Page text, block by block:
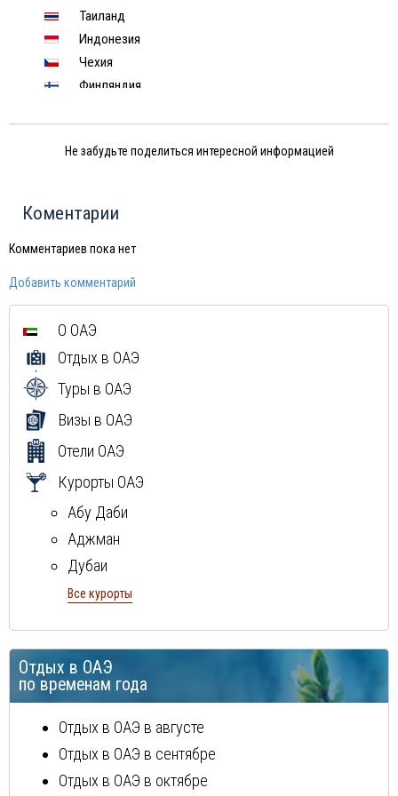
Таиланд
Индонезия
Чехия
Финляндия
Индия
Норвегия
Иордания
Россия
Мексика
Куба
Доминиканская Республика
Маврикий
Не забудьте поделиться интересной информацией
Коментарии
Комментариев пока нет
Добавить комментарий
О ОАЭ
Отдых в ОАЭ
Туры в ОАЭ
Визы в ОАЭ
Отели ОАЭ
Курорты ОАЭ
Абу Даби
Аджман
Дубаи
Рас Аль Хайма
Шарджа
Все курорты
Отдых в ОАЭ
по временам года
Отдых в ОАЭ в августе
Отдых в ОАЭ в сентябре
Отдых в ОАЭ в октябре